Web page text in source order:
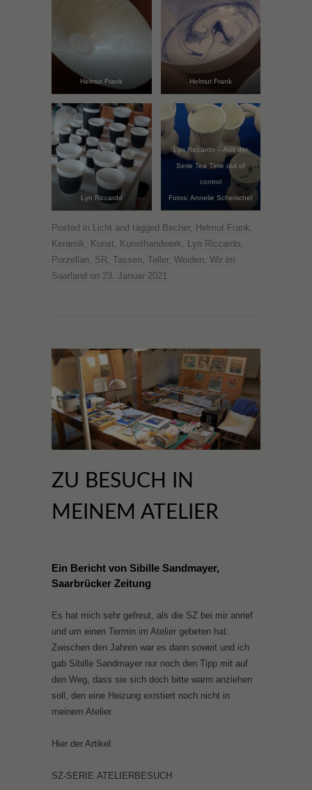
Helmut Frank Helmut Frank
Lyn Riccardo
Lyn Riccardo – Aus der
Serie Tea Time out of
control
Fotos: Annelie Scherschel
Posted in Licht and tagged Becher, Helmut Frank
Keramik
Kunst Kunsthandwerk Lyn Riccardo
Porzellan
SR Tassen Teller, Weiden Wir im
Saarland on 23. Januar 2021
ZU BESUCH IN
MEINEM ATELIER
Ein Bericht von Sibille Sandmayer,
Saarbrücker Zeitung
Es hat mich sehr gefreut, als die SZ bei mir anrief
und um einen Termin im Atelier gebeten hat.
Zwischen den Jahren war es dann soweit und ich
gab Sibille Sandmayer nur noch den Tipp mit auf
den Weg, dass sie sich doch bitte warm anziehen
soll, den eine Heizung existiert noch nicht in
meinem Atelier.
Hier der Artikel:
SZ-SE­RIE ATE­LIER­BE­SUCH